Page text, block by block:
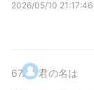
2026/05/10 21:17:46
67. 君の名は